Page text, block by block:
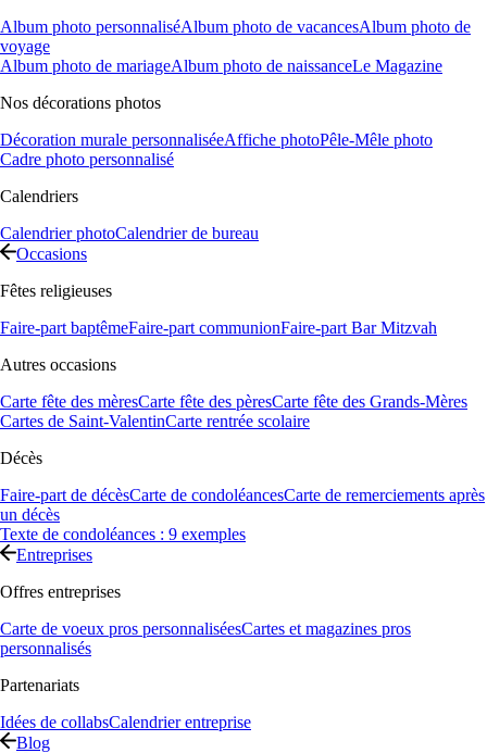
Album photo personnaliséAlbum photo de vacancesAlbum photo de
voyage
Album photo de mariageAlbum photo de naissanceLe Magazine
Nos décorations photos
Décoration murale personnaliséeAffiche photoPêle-Mêle photo
Cadre photo personnalisé
Calendriers
Calendrier photoCalendrier de bureau
Occasions
Fêtes religieuses
Faire-part baptêmeFaire-part communionFaire-part Bar Mitzvah
Autres occasions
Carte fête des mèresCarte fête des pèresCarte fête des Grands-Mères
Cartes de Saint-ValentinCarte rentrée scolaire
Décès
Faire-part de décèsCarte de condoléancesCarte de remerciements après
un décès
Texte de condoléances : 9 exemples
Entreprises
Offres entreprises
Carte de voeux pros personnaliséesCartes et magazines pros
personnalisés
Partenariats
Idées de collabsCalendrier entreprise
Blog